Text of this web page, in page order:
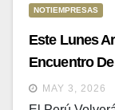
NOTIEMPRESAS
Este Lunes
Encuentro
MAY 3, 2026